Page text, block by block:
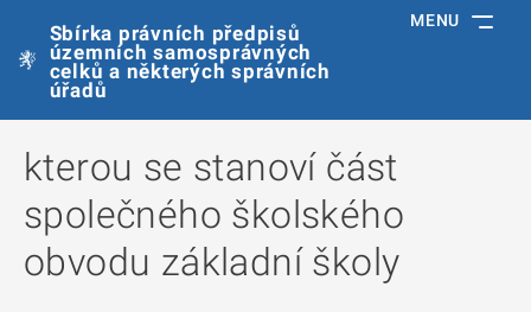
Sbírka právních předpisů
územních samosprávných
celků a některých správních
úřadů
MENU
kterou se stanoví část
společného školského
obvodu základní školy